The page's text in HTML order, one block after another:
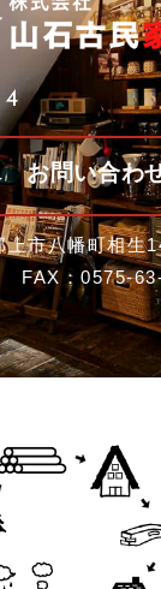
お問い合わ
市八幡町相生
FAX：0575-